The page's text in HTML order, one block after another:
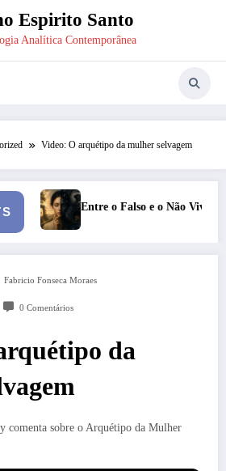
Espirito Santo
Analítica Contemporânea
Video: O arquétipo da mulher selvagem
Não Vivido: trauma, simbolização e cisão do
Fabricio Fonseca Moraes
0 Comentários
da
comenta sobre o Arquétipo da Mulher